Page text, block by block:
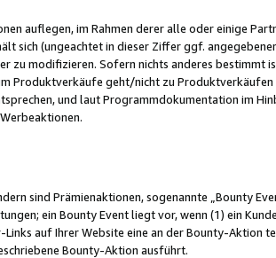
auflegen, im Rahmen derer alle oder einige
sich (ungeachtet in dieser Ziffer ggf.
zu modifizieren. Sofern nichts anderes bestimmt
Produktverkäufe geht/nicht zu
und laut Programmdokumentation im
sind Prämienaktionen, sogenannte „Bounty
ein Bounty Event liegt vor, wenn (1) ein
Links auf Ihrer Website eine an der Bounty-
Bounty-Aktion ausführt.